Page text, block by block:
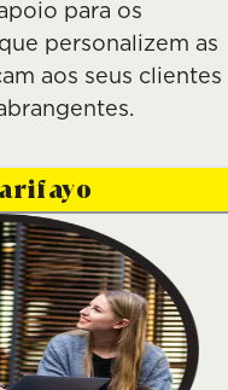
para os
personalizem as
aos seus clientes